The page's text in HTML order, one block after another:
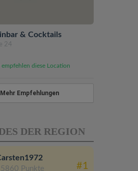
& Cocktails
24
empfehlen diese Location
Mehr Empfehlungen
DER REGION
Punkte #1